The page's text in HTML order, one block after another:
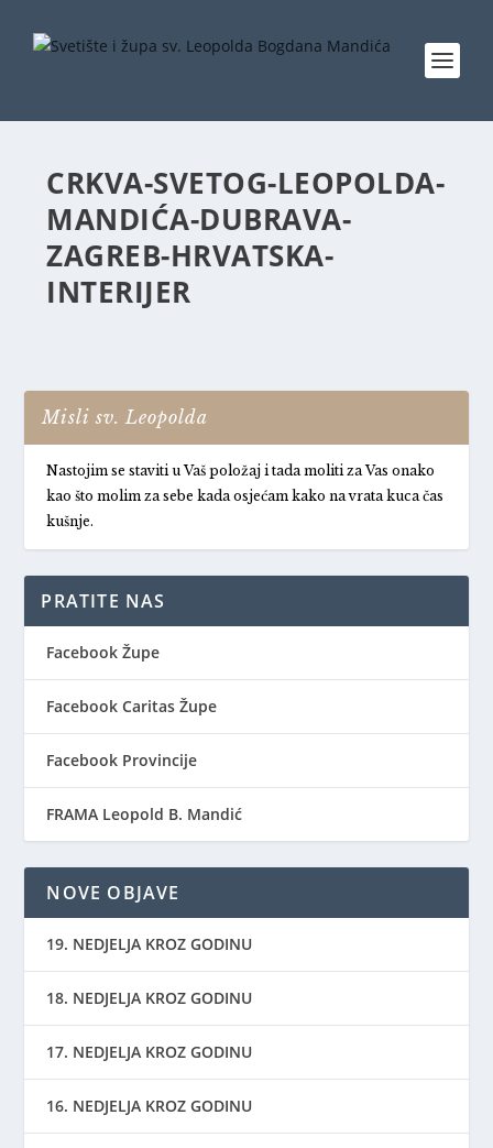
CRKVA-SVETOG-LEOPOLDA-
MANDIĆA-DUBRAVA-
ZAGREB-HRVATSKA-
INTERIJER
Misli sv. Leopolda
Nastojim se staviti u Vaš položaj i tada moliti za Vas onako
kao što molim za sebe kada osjećam kako na vrata kuca čas
kušnje.
PRATITE NAS
Facebook Župe
Facebook Caritas Župe
Facebook Provincije
FRAMA Leopold B. Mandić
NOVE OBJAVE
19. NEDJELJA KROZ GODINU
18. NEDJELJA KROZ GODINU
17. NEDJELJA KROZ GODINU
16. NEDJELJA KROZ GODINU